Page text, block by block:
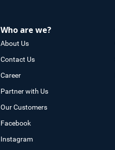
Who are we?
About Us
Contact Us
Career
Partner with Us
Our Customers
Facebook
Instagram